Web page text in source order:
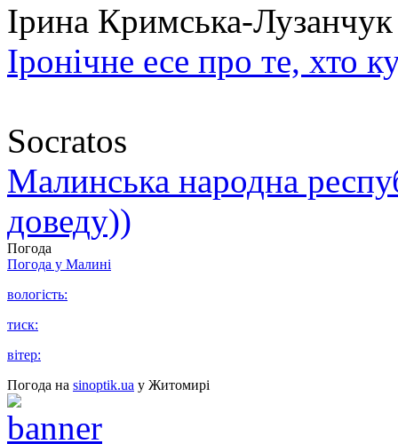
Ірина Кримська-Лузанчук
Іронічне есе про те, хто
Socratos
Малинська народна
доведу))
Погода
Погода у Малині
вологість:
тиск:
вітер:
Погода на sinoptik.ua у Житомирі